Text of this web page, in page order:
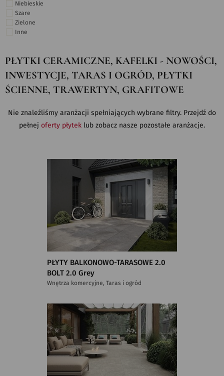
Niebieskie
Szare
Zielone
Inne
PŁYTKI CERAMICZNE, KAFELKI - NOWOŚCI,
INWESTYCJE, TARAS I OGRÓD, PŁYTKI
ŚCIENNE, TRAWERTYN, GRAFITOWE
Nie znaleźliśmy aranżacji spełniających wybrane filtry. Przejdź do
pełnej oferty płytek lub zobacz nasze pozostałe aranżacje.
PŁYTY BALKONOWO-TARASOWE 2.0
BOLT 2.0 Grey
Wnętrza komercyjne, Taras i ogród